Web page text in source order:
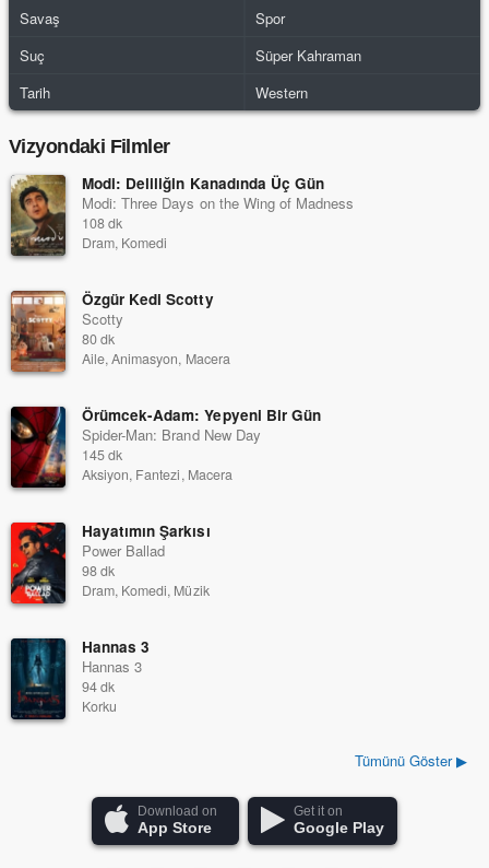
Savaş
Spor
Suç
Süper Kahraman
Tarih
Western
Vizyondaki Filmler
Modi: Deliliğin Kanadında Üç Gün
Modi: Three Days on the Wing of Madness
108 dk
Dram, Komedi
Özgür Kedi Scotty
Scotty
80 dk
Aile, Animasyon, Macera
Örümcek-Adam: Yepyeni Bir Gün
Spider-Man: Brand New Day
145 dk
Aksiyon, Fantezi, Macera
Hayatımın Şarkısı
Power Ballad
98 dk
Dram, Komedi, Müzik
Hannas 3
Hannas 3
94 dk
Korku
Tümünü Göster ▶
Download on
App Store
Get it on
Google Play